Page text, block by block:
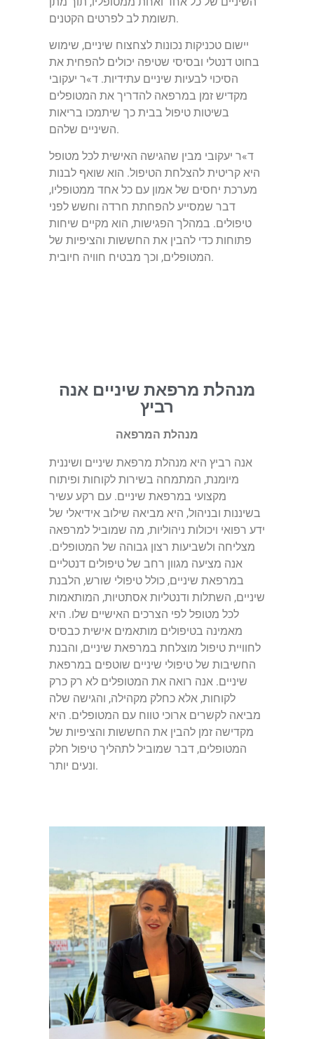
תשומת לב לפרטים הקטנים.
יישום טכניקות נכונות לצחצוח שיניים, שימוש
בחוט דנטלי ובסיסי שטיפה יכולים להפחית את
הסיכוי לבעיות שיניים עתידיות. ד»ר יעקובי
מקדיש זמן במרפאה להדריך את המטופלים
בשיטות טיפול בבית כך שיתמכו בריאות
השיניים שלהם.
ד»ר יעקובי מבין שהגישה האישית לכל מטופל
היא קריטית להצלחת הטיפול. הוא שואף לבנות
מערכת יחסים של אמון עם כל אחד ממטופליו,
דבר שמסייע להפחתת חרדה וחשש לפני
טיפולים. במהלך הפגישות, הוא מקיים שיחות
פתוחות כדי להבין את החששות והציפיות של
המטופלים, וכך מבטיח חוויה חיובית.
מנהלת מרפאת שיניים אנה
רביץ
מנהלת המרפאה
אנה רביץ היא מנהלת מרפאת שיניים ושיננית
מיומנת, המתמחה בשירות לקוחות ופיתוח
מקצועי במרפאת שיניים. עם רקע עשיר
בשיננות ובניהול, היא מביאה שילוב אידיאלי של
ידע רפואי ויכולות ניהוליות, מה שמוביל למרפאה
מצליחה ולשביעות רצון גבוהה של המטופלים.
אנה מציעה מגוון רחב של טיפולים דנטליים
במרפאת שיניים, כולל טיפולי שורש, הלבנת
שיניים, השתלות ודנטליות אסתטיות, המותאמות
לכל מטופל לפי הצרכים האישיים שלו. היא
מאמינה בטיפולים מותאמים אישית כבסיס
לחוויית טיפול מוצלחת במרפאת שיניים, והבנת
החשיבות של טיפולי שיניים שוטפים במרפאת
שיניים. אנה רואה את המטופלים לא רק כרק
לקוחות, אלא כחלק מקהילה, והגישה שלה
מביאה לקשרים ארוכי טווח עם המטופלים. היא
מקדישה זמן להבין את החששות והציפיות של
המטופלים, דבר שמוביל לתהליך טיפול חלק
ונעים יותר.